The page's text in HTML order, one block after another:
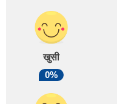
खुसी
0%